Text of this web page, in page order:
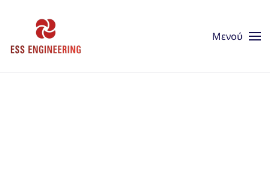
Skip to main content Μενού